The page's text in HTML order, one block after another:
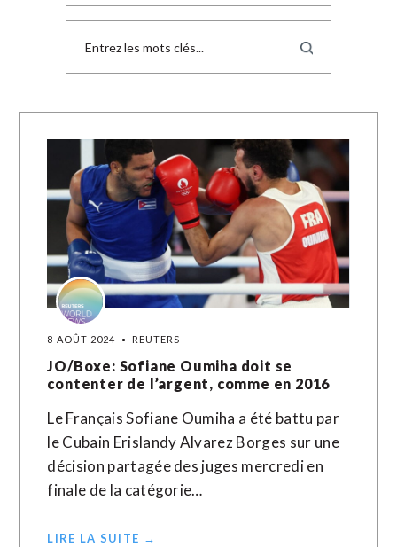
8 AOÛT 2024 REUTERS
JO/Boxe: Sofiane Oumiha doit se
contenter de l’argent, comme en 2016
Le Français Sofiane Oumiha a été battu par
le Cubain Erislandy Alvarez Borges sur une
décision partagée des juges mercredi en
finale de la catégorie…
LIRE LA SUITE →